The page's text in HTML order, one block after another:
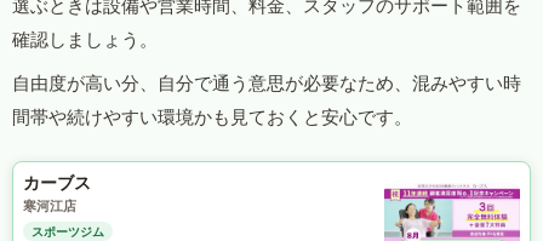
選ぶときは設備や営業時間、料金、スタッフのサポート範囲を
確認しましょう。
自由度が高い分、自分で通う意思が必要なため、混みやすい時
間帯や続けやすい環境かも見ておくと安心です。
カーブス
寒河江店
スポーツジム